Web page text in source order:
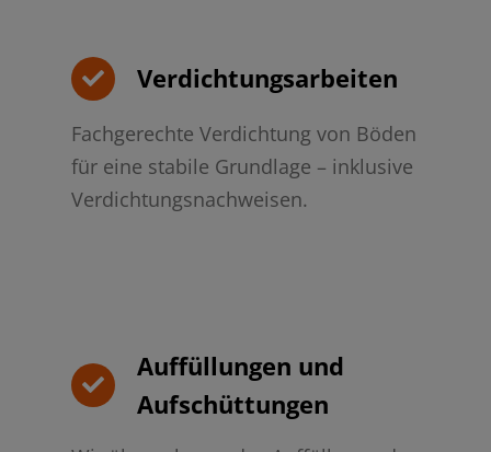
Verdichtungsarbeiten
Fachgerechte Verdichtung von Böden
für eine stabile Grundlage – inklusive
Verdichtungsnachweisen.
Auffüllungen und
Aufschüttungen